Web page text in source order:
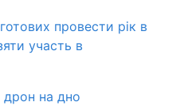
провести рік в
участь в
дрон на дно